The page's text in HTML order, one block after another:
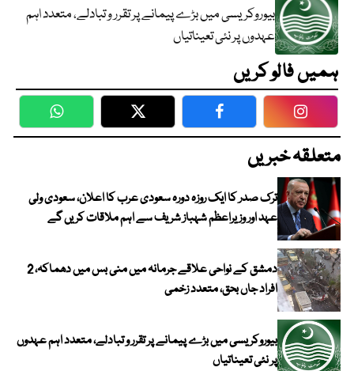
بیوروکریسی میں بڑے پیمانے پر تقرر و تبادلے، متعدد اہم
عہدوں پر نئی تعیناتیاں
ہمیں فالو کریں
WhatsApp Twitter Facebook
متعلقہ خبریں
ترک صدر کا ایک روزہ دورہ سعودی عرب کا اعلان، سعودی ولی
عہد اور وزیراعظم شہباز شریف سے اہم ملاقات کریں گے
دمشق کے نواحی علاقے جرمانہ میں منی بس میں دھماکہ، 2
افراد جاں بحق، متعدد زخمی
بیوروکریسی میں بڑے پیمانے پر تقرر و تبادلے، متعدد اہم عہدوں
پر نئی تعیناتیاں